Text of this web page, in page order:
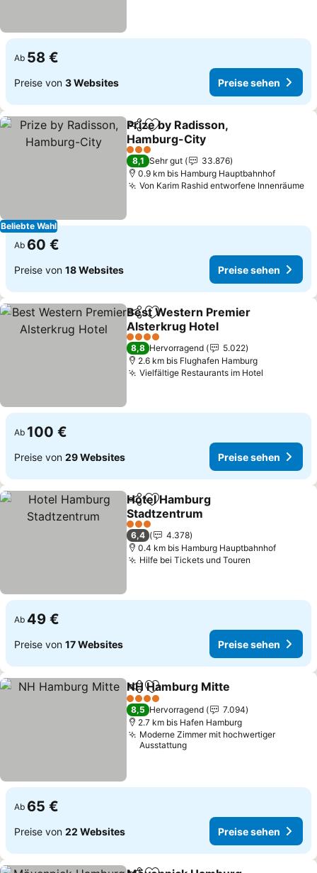
Ab 58 €
Preise von 3 Websites Preise sehen
Beliebte Wahl
TeilenZu Favoriten hinzufügen
Prize by Radisson,
Hamburg-City
3 Sterne
8,1 Sehr gut
33.876
0.9 km bis Hamburg Hauptbahnhof
Von Karim Rashid entworfene Innenräume
Ab 60 €
Preise von 18 Websites Preise sehen
TeilenZu Favoriten hinzufügen
Best Western Premier
Alsterkrug Hotel
4 Sterne
8,8 Hervorragend
5.022
2.6 km bis Flughafen Hamburg
Vielfältige Restaurants im Hotel
Ab 100 €
Preise von 29 Websites Preise sehen
TeilenZu Favoriten hinzufügen
Hotel Hamburg
Stadtzentrum
3 Sterne
6,4
4.378
0.4 km bis Hamburg Hauptbahnhof
Hilfe bei Tickets und Touren
Ab 49 €
Preise von 17 Websites Preise sehen
TeilenZu Favoriten hinzufügen
NH Hamburg Mitte
4 Sterne
8,5 Hervorragend
7.094
2.7 km bis Hafen Hamburg
Moderne Zimmer mit hochwertiger
Ausstattung
Ab 65 €
Preise von 22 Websites Preise sehen